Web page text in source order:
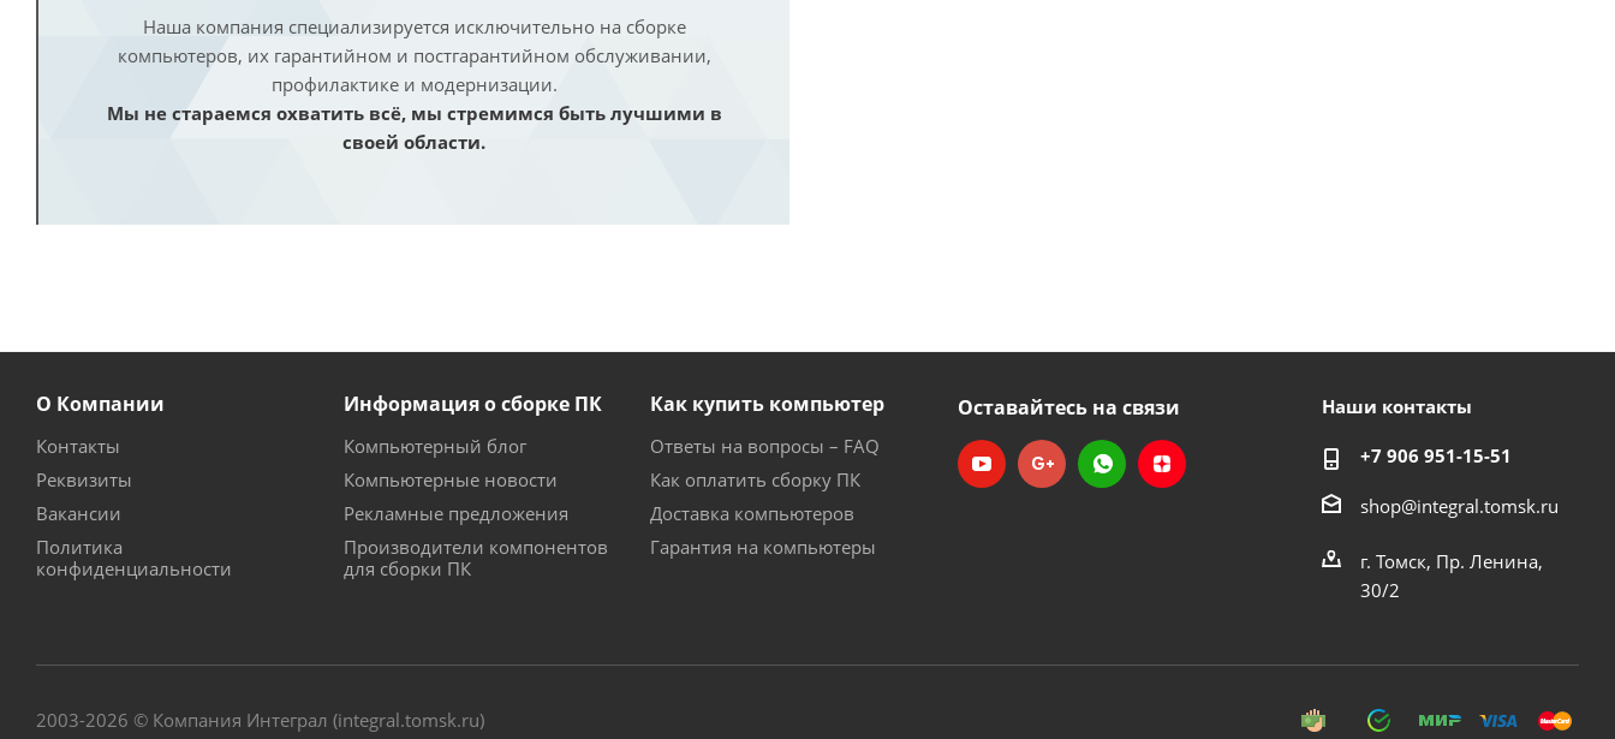
Наша компания специализируется исключительно на сборке
компьютеров, их гарантийном и постгарантийном обслуживании,
профилактике и модернизации.
Мы не стараемся охватить всё, мы стремимся быть лучшими в
своей области.
О Компании
Контакты
Реквизиты
Вакансии
Политика
конфиденциальности
Информация о сборке ПК
Компьютерный блог
Компьютерные новости
Рекламные предложения
Производители компонентов
для сборки ПК
Как купить компьютер
Ответы на вопросы – FAQ
Как оплатить сборку ПК
Доставка компьютеров
Гарантия на компьютеры
Оставайтесь на связи Наши контакты
+7 906 951-15-51
shop@integral.tomsk.ru
г. Томск, Пр. Ленина,
30/2
2003-2026 © Компания Интеграл (integral.tomsk.ru)